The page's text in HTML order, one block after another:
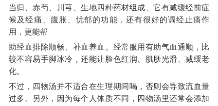
当归、赤芍、川芎、生地四种药材组成、它有减缓经前症
候及经痛、腹胀、忧郁的功能，还有很好的调经止痛作
用，更能帮
助经血排除顺畅、补血养血。经常服用有助气血通顺，比
较不容易手脚冰冷，还能让脸色红润、肌肤光滑、减缓老
化。
不过，四物汤并不适合在生理期间喝，否则会导致流血量
过多。另外，因为每个人体质不同，四物汤里还常会添加